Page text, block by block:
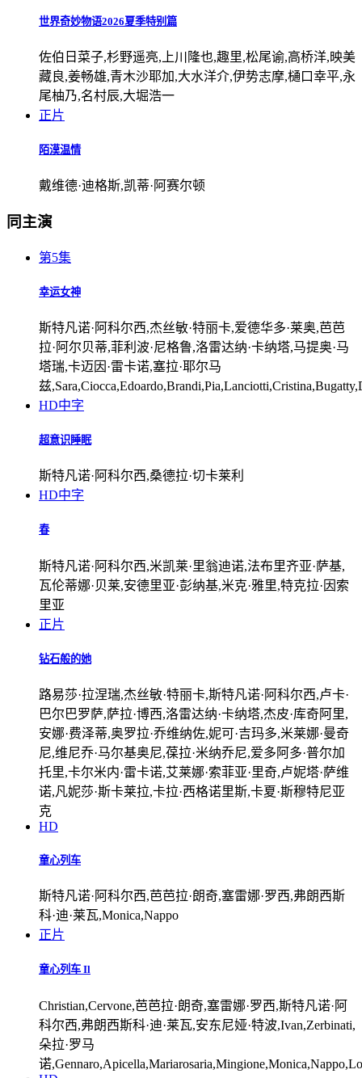
世界奇妙物语2026夏季特别篇
佐伯日菜子,杉野遥亮,上川隆也,趣里,松尾谕,高桥洋,映美
藏良,姜畅雄,青木沙耶加,大水洋介,伊势志摩,樋口幸平,永
尾柚乃,名村辰,大堀浩一
正片
陌漠温情
戴维德·迪格斯,凯蒂·阿赛尔顿
同主演
第5集
幸运女神
斯特凡诺·阿科尔西,杰丝敏·特丽卡,爱德华多·莱奥,芭芭
拉·阿尔贝蒂,菲利波·尼格鲁,洛雷达纳·卡纳塔,马提奥·马
塔瑞,卡迈因·雷卡诺,塞拉·耶尔马
兹
HD中字
超意识睡眠
斯特凡诺·阿科尔西,桑德拉·切卡莱利
HD中字
春
斯特凡诺·阿科尔西,米凯莱·里翁迪诺,法布里齐亚·萨基,
瓦伦蒂娜·贝莱,安德里亚·彭纳基,米克·雅里,特克拉·因索
里亚
正片
钻石般的她
路易莎·拉涅瑞,杰丝敏·特丽卡,斯特凡诺·阿科尔西,卢卡·
巴尔巴罗萨,萨拉·博西,洛雷达纳·卡纳塔,杰皮·库奇阿里,
安娜·费泽蒂,奥罗拉·乔维纳佐,妮可·吉玛多,米莱娜·曼奇
尼,维尼乔·马尔基奥尼,葆拉·米纳乔尼,爱多阿多·普尔加
托里,卡尔米内·雷卡诺,艾莱娜·索菲亚·里奇,卢妮塔·萨维
诺,凡妮莎·斯卡莱拉,卡拉·西格诺里斯,卡夏·斯穆特尼亚
克
HD
童心列车
斯特凡诺·阿科尔西,芭芭拉·朗奇,塞雷娜·罗西,弗朗西斯
科·迪·莱瓦,Monica,Nappo
正片
童心列车 Il
Christian,Cervone,芭芭拉·朗奇,塞雷娜·罗西,斯特凡诺·阿
科尔西,弗朗西斯科·迪·莱瓦,安东尼娅·特波,Ivan,Zerbinati,
朵拉·罗马
诺